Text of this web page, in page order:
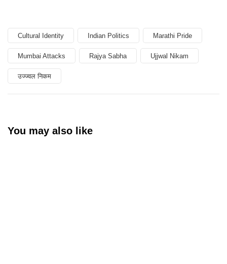
Cultural Identity Indian Politics Marathi Pride
Mumbai Attacks Rajya Sabha Ujjwal Nikam
उज्ज्वल निकम
You may also like